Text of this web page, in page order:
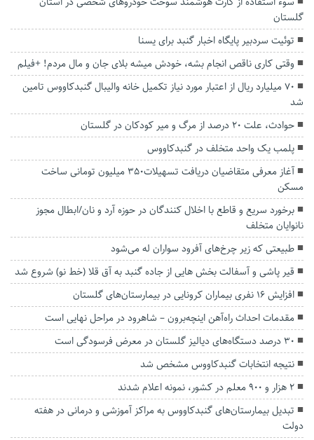
گلستان
توئیت سردبیر پایگاه اخبار گنبد برای یسنا
وقتی کاری ناقص انجام بشه، خودش میشه بلای جان و‌ مال مردم! +فیلم
۷۰ میلیارد ریال از اعتبار مورد نیاز تکمیل خانه والیبال گنبدکاووس تامین
شد
حوادث، علت ۲۰ درصد از مرگ‌ و‌ میر کودکان در گلستان
پلمب یک واحد متخلف در گنبدکاووس
آغاز معرفی متقاضیان دریافت تسهیلات۳۵۰ میلیون تومانی ساخت
مسکن
برخورد سریع و قاطع با اخلال کنندگان در حوزه آرد و نان/ابطال مجوز
نانوایان متخلف
طبیعتی که زیر چرخ‌های آفرود سواران له می‌شود
قیر پاشی و آسفالت بخش هایی از جاده گنبد به آق قلا (خط نو) شروع شد
افزایش ۱۶ نفری بیماران کرونایی در بیمارستان‌های گلستان
مقدمات احداث راه‌آهن اینچه‌برون – شاهرود در مراحل نهایی است
۳۰ درصد دستگاه‌های دیالیز گلستان در معرض فرسودگی است
نتیجه انتخابات گنبدکاووس مشخص شد
۲ هزار و ۹۰۰ معلم در کشور، نمونه اعلام شدند
تبدیل بیمارستان‌های گنبدکاووس به‌ مراکز آموزشی و درمانی در هفته
دولت